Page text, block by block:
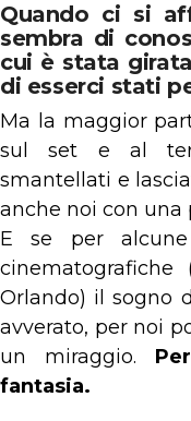
Quando ci si
sembra di
cui è stata
di esserci stati
Ma la maggior
sul set e al
smantellati e
anche noi con una
E se per
cinematografiche
Orlando) il sogno
avverato, per noi
un miraggio.
fantasia.